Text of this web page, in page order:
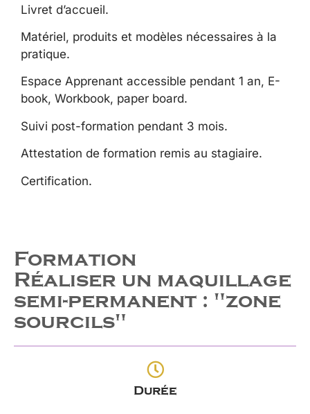
Livret d’accueil.
Matériel, produits et modèles nécessaires à la
pratique.
Espace Apprenant accessible pendant 1 an, E-
book, Workbook, paper board.
Suivi post-formation pendant 3 mois.
Attestation de formation remis au stagiaire.
Certification.
Formation
Réaliser un maquillage
semi-permanent : "zone
sourcils"
Durée